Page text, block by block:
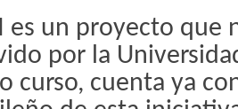
es un proyecto que
por la
curso, cuenta ya